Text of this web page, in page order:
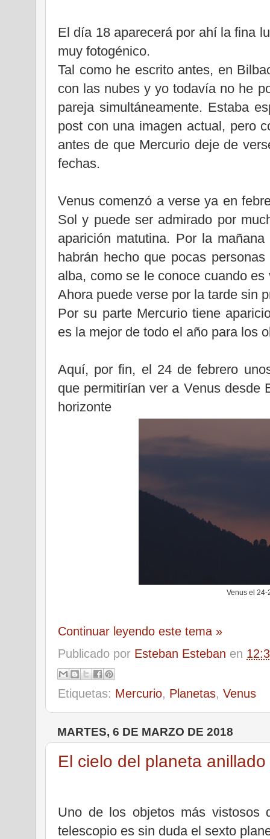
El día 18 aparecerá por ahí la fina
muy fotogénico.
Tal como he escrito antes, en
con las nubes y yo todavía no he
pareja simultáneamente. Estaba
post con una imagen actual, pero
antes de que Mercurio deje de
fechas.
Venus comenzó a verse ya en
Sol y puede ser admirado por
aparición matutina. Por la
habrán hecho que pocas
alba, como se le conoce cuando
Ahora puede verse por la tarde sin
Por su parte Mercurio tiene
es la mejor de todo el año para los
Aquí, por fin, el 24 de febrero
que permitirían ver a Venus desde
horizonte
Venus el
Continuar leyendo este tema »
Publicado por Esteban Esteban en
Etiquetas: Mercurio, Planetas, Venus
MARTES, 6 DE MARZO DE 2018
El cielo del planeta anillado
Uno de los objetos más vistosos
telescopio es sin duda el sexto